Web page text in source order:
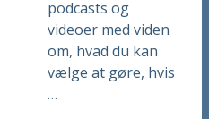
podcasts og
videoer med viden
om, hvad du kan
vælge at gøre, hvis
…